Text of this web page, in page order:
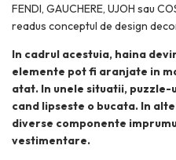
FENDI, GAUCHERE, UJOH sau
readus conceptul de design
In cadrul acestuia, haina
elemente pot fi aranjate in
atat. In unele situatii,
cand lipseste o bucata. In
diverse componente
vestimentare.